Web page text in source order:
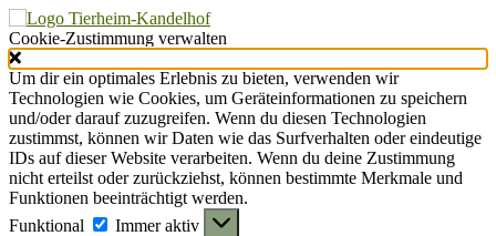
Cookie-Zustimmung verwalten
Um dir ein optimales Erlebnis zu bieten, verwenden wir
Technologien wie Cookies, um Geräteinformationen zu speichern
und/oder darauf zuzugreifen. Wenn du diesen Technologien
zustimmst, können wir Daten wie das Surfverhalten oder eindeutige
IDs auf dieser Website verarbeiten. Wenn du deine Zustimmung
nicht erteilst oder zurückziehst, können bestimmte Merkmale und
Funktionen beeinträchtigt werden.
Funktional
Funktional
Immer aktiv